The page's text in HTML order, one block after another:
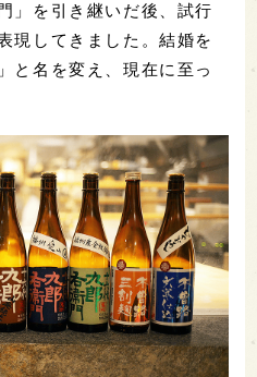
」を引き継いだ後、試行
現してきました。結婚を
と名を変え、現在に至っ